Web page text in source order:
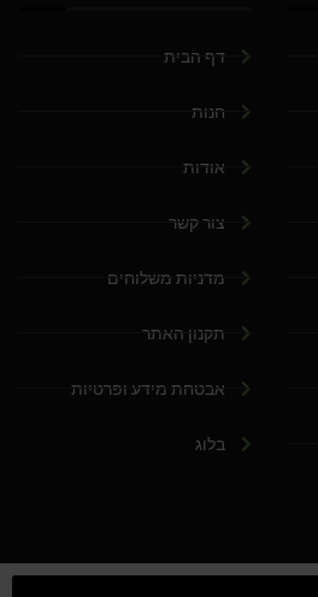
דף הבית
חנות
אודות
צור קשר
מדניות משלוחים
תקנון האתר
אבטחת מידע ופרטיות
בלוג